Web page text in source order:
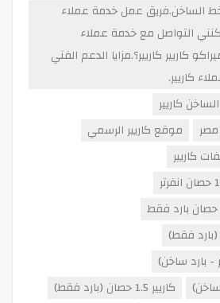
الساخن.فريق عمل خدمة عملاء
التواصل مع خدمة عملاء
كاريير كاريير؟.مزايا الدعم الفني
كاريير.
كاريير
موقع كاريير الرسمي
كاريير
(بارد فقط)
كاريير 1.5 حصان (بارد فقط)